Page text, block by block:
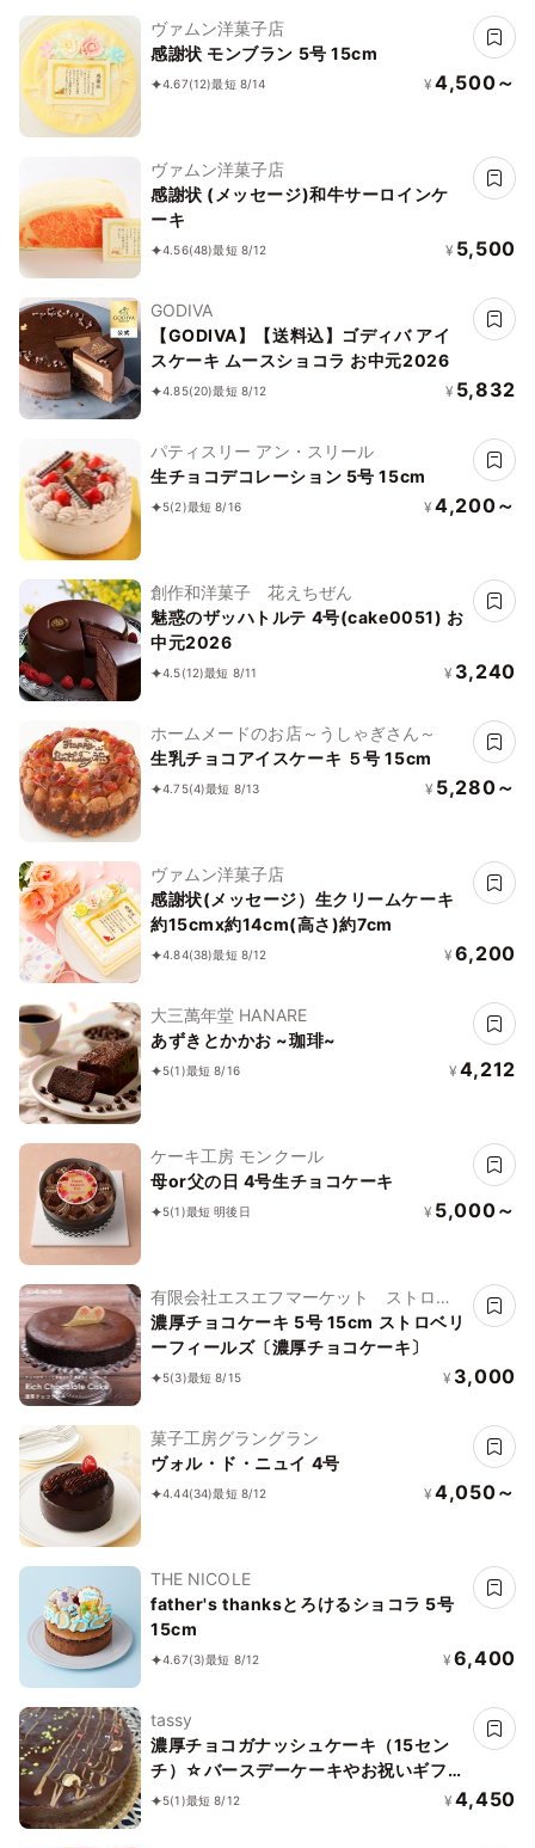
ヴァムン洋菓子店
感謝状 モンブラン 5号 15cm
4.67(12)最短 8/14 ¥ 4,500～
ヴァムン洋菓子店
感謝状 (メッセージ)和牛サーロインケ
ーキ
4.56(48)最短 8/12 ¥ 5,500
GODIVA
【GODIVA】【送料込】ゴディバ アイ
スケーキ ムースショコラ お中元2026
4.85(20)最短 8/12 ¥ 5,832
パティスリー アン・スリール
生チョコデコレーション 5号 15cm
5(2)最短 8/16 ¥ 4,200～
創作和洋菓子 花えちぜん
魅惑のザッハトルテ 4号(cake0051) お
中元2026
4.5(12)最短 8/11 ¥ 3,240
ホームメードのお店～うしゃぎさん～
生乳チョコアイスケーキ ５号 15cm
4.75(4)最短 8/13 ¥ 5,280～
ヴァムン洋菓子店
感謝状(メッセージ）生クリームケーキ
約15cmx約14cm(高さ)約7cm
4.84(38)最短 8/12 ¥ 6,200
大三萬年堂 HANARE
あずきとかかお ~珈琲~
5(1)最短 8/16 ¥ 4,212
ケーキ工房 モンクール
母or父の日 4号生チョコケーキ
5(1)最短 明後日 ¥ 5,000～
有限会社エスエフマーケット ストロベ
リーフィールズ
濃厚チョコケーキ 5号 15cm ストロベリ
ーフィールズ〔濃厚チョコケーキ〕
5(3)最短 8/15 ¥ 3,000
菓子工房グラングラン
ヴォル・ド・ニュイ 4号
4.44(34)最短 8/12 ¥ 4,050～
THE NICOLE
father's thanksとろけるショコラ 5号
15cm
4.67(3)最短 8/12 ¥ 6,400
tassy
濃厚チョコガナッシュケーキ（15セン
チ）☆バースデーケーキやお祝いギフト
やお誕生日プレゼントにも☆
5(1)最短 8/12 ¥ 4,450